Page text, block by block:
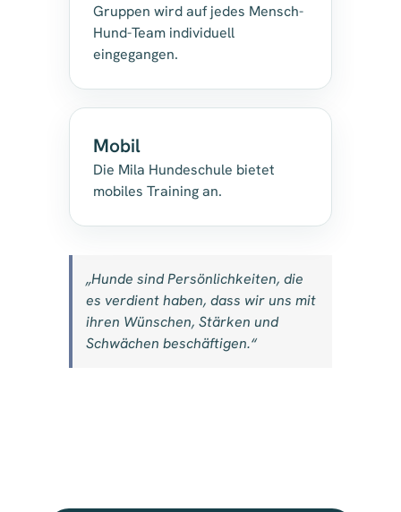
Gruppen wird auf jedes Mensch-
Hund-Team individuell
eingegangen.
Mobil
Die Mila Hundeschule bietet
mobiles Training an.
„Hunde sind Persönlichkeiten, die
es verdient haben, dass wir uns mit
ihren Wünschen, Stärken und
Schwächen beschäftigen.“